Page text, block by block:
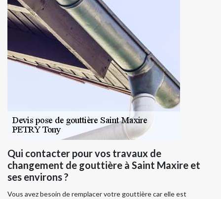
Qui contacter pour vos travaux de
changement de gouttière à Saint Maxire et
ses environs ?
Vous avez besoin de remplacer votre gouttière car elle est